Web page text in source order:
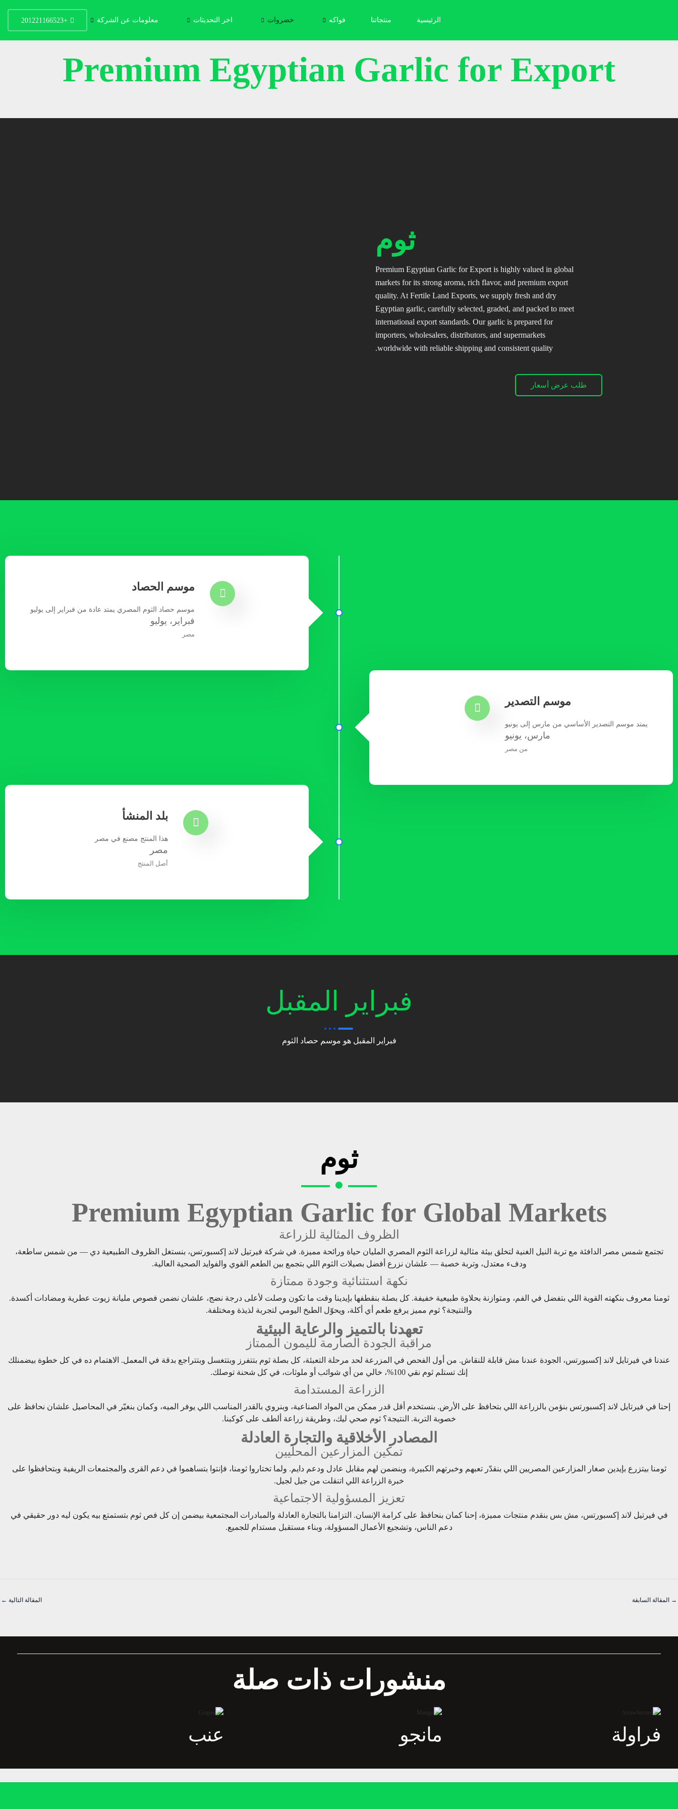
الرئيسية منتجاتنا فواكه خضروات اخر التحديثات معلومات عن الشركة +201221166523
Premium Egyptian Garlic for Export
ثوم
Premium Egyptian Garlic for Export is highly valued in global
markets for its strong aroma, rich flavor, and premium export
quality. At Fertile Land Exports, we supply fresh and dry
Egyptian garlic, carefully selected, graded, and packed to meet
international export standards. Our garlic is prepared for
importers, wholesalers, distributors, and supermarkets
worldwide with reliable shipping and consistent quality.
طلب عرض أسعار
موسم الحصاد
موسم حصاد الثوم المصري يمتد عادة من فبراير إلى يوليو
فبراير، يوليو
مصر
موسم التصدير
يمتد موسم التصدير الأساسي من مارس إلى يونيو
مارس، يونيو
من مصر
بلد المنشأ
هذا المنتج مصنع في مصر
مصر
أصل المنتج
فبراير المقبل
فبراير المقبل هو موسم حصاد الثوم
ثوم
Premium Egyptian Garlic for Global Markets
الظروف المثالية للزراعة
تجتمع شمس مصر الدافئة مع تربة النيل الغنية لتخلق بيئة مثالية لزراعة الثوم المصري المليان حياة ورائحة مميزة. في شركة فيرتيل لاند إكسبورتس، بنستغل الظروف الطبيعية دي — من شمس ساطعة،
ودفء معتدل، وتربة خصبة — علشان نزرع أفضل بصيلات الثوم اللي بتجمع بين الطعم القوي والفوايد الصحية العالية.
نكهة استثنائية وجودة ممتازة
ثومنا معروف بنكهته القوية اللي بتفضل في الفم، ومتوازنة بحلاوة طبيعية خفيفة. كل بصلة بنقطفها بإيدينا وقت ما تكون وصلت لأعلى درجة نضج، علشان نضمن فصوص مليانة زيوت عطرية ومضادات أكسدة.
والنتيجة؟ ثوم مميز يرفع طعم أي أكلة، ويحوّل الطبخ اليومي لتجربة لذيذة ومختلفة.
تعهدنا بالتميز والرعاية البيئية
مراقبة الجودة الصارمة لليمون الممتاز
عندنا في فيرتايل لاند إكسبورتس، الجودة عندنا مش قابلة للنقاش. من أول الفحص في المزرعة لحد مرحلة التعبئة، كل بصلة ثوم بتتفرز وبتتغسل وبتتراجع بدقة في المعمل. الاهتمام ده في كل خطوة بيضمنلك
إنك تستلم ثوم نقي 100%، خالي من أي شوائب أو ملوثات، في كل شحنة توصلك.
الزراعة المستدامة
إحنا في فيرتايل لاند إكسبورتس بنؤمن بالزراعة اللي بتحافظ على الأرض. بنستخدم أقل قدر ممكن من المواد الصناعية، وبنروي بالقدر المناسب اللي يوفر الميه، وكمان بنغيّر في المحاصيل علشان نحافظ على
خصوبة التربة. النتيجة؟ ثوم صحي ليك، وطريقة زراعة ألطف على كوكبنا.
المصادر الأخلاقية والتجارة العادلة
تمكين المزارعين المحليين
ثومنا بيتزرع بإيدين صغار المزارعين المصريين اللي بنقدّر تعبهم وخبرتهم الكبيرة، وبنضمن لهم مقابل عادل ودعم دايم. ولما تختاروا ثومنا، فإنتوا بتساهموا في دعم القرى والمجتمعات الريفية وبتحافظوا على
خبرة الزراعة اللي اتنقلت من جيل لجيل.
تعزيز المسؤولية الاجتماعية
في فيرتيل لاند إكسبورتس، مش بس بنقدم منتجات مميزة، إحنا كمان بنحافظ على كرامة الإنسان. التزامنا بالتجارة العادلة والمبادرات المجتمعية بيضمن إن كل فص ثوم بتستمتع بيه يكون ليه دور حقيقي في
دعم الناس، وتشجيع الأعمال المسؤولة، وبناء مستقبل مستدام للجميع.
→ المقالة السابقة المقالة التالية ←
منشورات ذات صلة
فراولة مانجو عنب